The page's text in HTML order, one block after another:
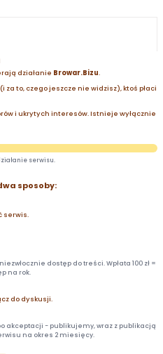
działanie Browar.Bizu.
za to, czego jeszcze nie widzisz), ktoś płaci
i ukrytych interesów. Istnieje wyłącznie
serwisu.
sposoby:
serwis.
dostęp do treści. Wpłata 100 zł =
na rok.
do dyskusji.
akceptacji - publikujemy, wraz z publikacją
na okres 2 miesięcy.